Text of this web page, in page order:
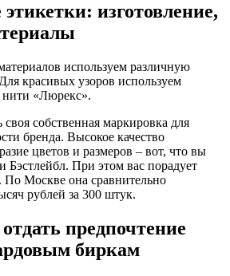
изготовление,
используем различную
красивых узоров используем
нити «Люрекс».
своя собственная маркировка для
бренда. Высокое качество
цветов и размеров – вот, что вы
Бэстлейбл. При этом вас порадует
По Москве она сравнительно
рублей за 300 штук.
предпочтение
биркам